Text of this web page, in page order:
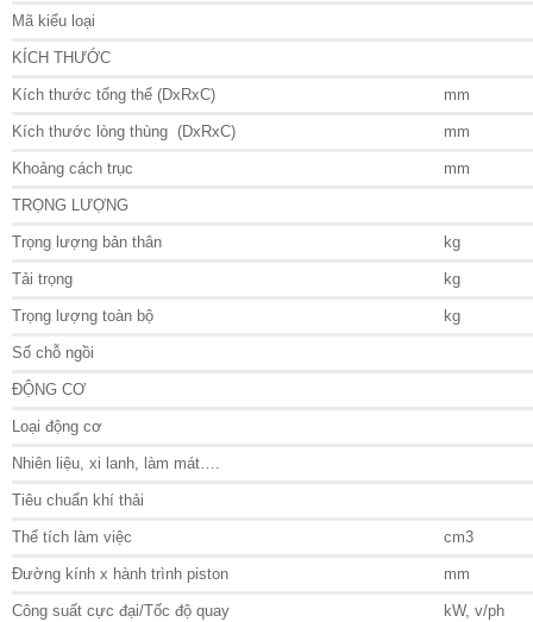
Mã kiểu loại
KÍCH THƯỚC
Kích thước tổng thể (DxRxC) mm
Kích thước lòng thùng (DxRxC) mm
Khoảng cách trục mm
TRỌNG LƯỢNG
Trọng lượng bản thân kg
Tải trọng kg
Trọng lượng toàn bộ kg
Số chỗ ngồi
ĐỘNG CƠ
Loại động cơ
Nhiên liệu, xi lanh, làm mát….
Tiêu chuẩn khí thải
Thể tích làm việc cm3
Đường kính x hành trình piston mm
Công suất cực đại/Tốc độ quay kW, v/ph